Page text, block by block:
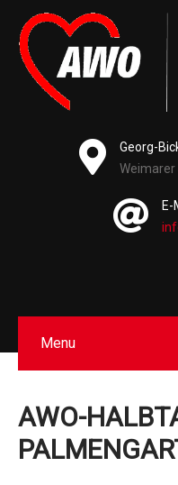
Georg-
Weimarer
E-
Menu
AWO-